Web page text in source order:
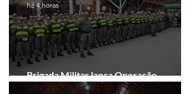
Brigada Militar lança Operação
Convergência na Região das Hortênsias
há 4 horas